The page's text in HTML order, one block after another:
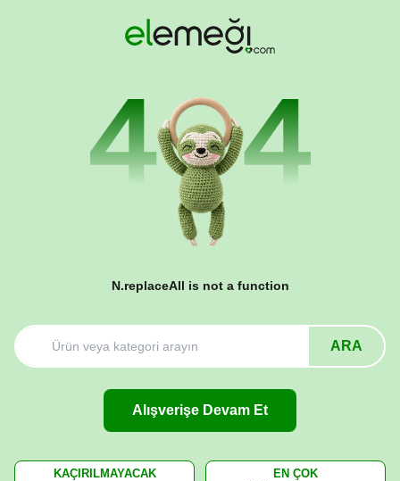
N.replaceAll is not a function
ARA
Alışverişe Devam Et
KAÇIRILMAYACAK
EN ÇOK